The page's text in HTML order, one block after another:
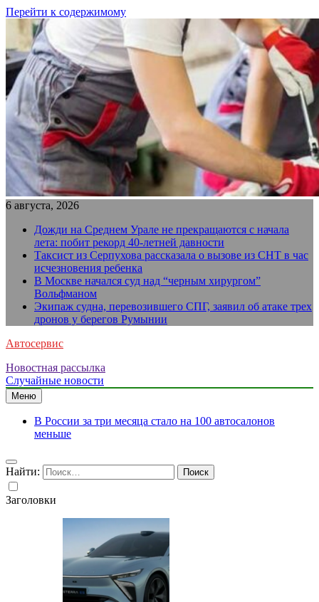
Перейти к содержимому
6 августа, 2026
Дожди на Среднем Урале не прекращаются с начала
лета: побит рекорд 40-летней давности
Таксист из Серпухова рассказала о вызове из СНТ в час
исчезновения ребенка
В Москве начался суд над “черным хирургом”
Вольфманом
Экипаж судна, перевозившего СПГ, заявил об атаке трех
дронов у берегов Румынии
Автосервис
Новостная рассылка
Случайные новости
Меню
В России за три месяца стало на 100 автосалонов
меньше
Найти:
Заголовки